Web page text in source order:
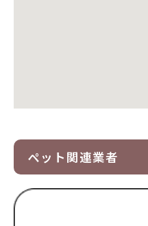
ペット関連業者